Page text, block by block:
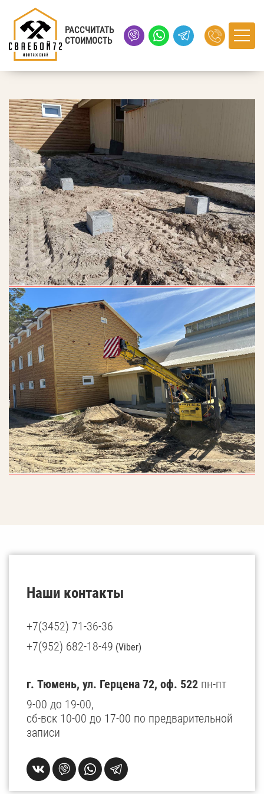
РАССЧИТАТЬ
СТОИМОСТЬ
Главная›
поселок Винзили, Тюменская область
Наши контакты
+7(3452) 71-36-36
+7(952) 682-18-49 (Viber)
г. Тюмень, ул. Герцена 72, оф. 522 пн-пт
9-00 до 19-00,
сб-вск 10-00 до 17-00 по предварительной
записи